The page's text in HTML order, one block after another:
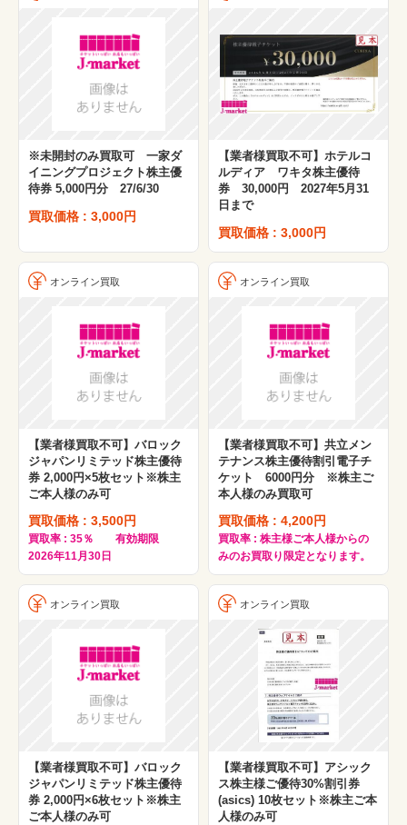
※未開封のみ買取可 一家ダ
イニングプロジェクト株主優
待券 5,000円分 27/6/30
買取価格 : 3,000円
【業者様買取不可】ホテルコ
ルディア ワキタ株主優待
券 30,000円 2027年5月31
日まで
買取価格 : 3,000円
オンライン買取
【業者様買取不可】バロック
ジャパンリミテッド株主優待
券 2,000円×5枚セット※株主
ご本人様のみ可
買取価格 : 3,500円
買取率 : 35％ 有効期限
2026年11月30日
オンライン買取
【業者様買取不可】共立メン
テナンス株主優待割引電子チ
ケット 6000円分 ※株主ご
本人様のみ買取可
買取価格 : 4,200円
買取率 : 株主様ご本人様からの
みのお買取り限定となります。
オンライン買取
【業者様買取不可】バロック
ジャパンリミテッド株主優待
券 2,000円×6枚セット※株主
ご本人様のみ可
オンライン買取
【業者様買取不可】アシック
ス株主様ご優待30%割引券
(asics) 10枚セット※株主ご本
人様のみ可